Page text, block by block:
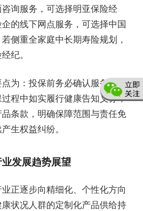
询服务，可选择明亚保险经
的线下网点服务，可选择中国
侧重全家庭中长期寿险规划，
纪。
为：投保前务必确认服务机构
程中如实履行健康告知义务，
条款，明确保障范围与责任免
生权益纠纷。
发展趋势展望
正逐步向精细化、个性化方向
状况人群的定制化产品供给持